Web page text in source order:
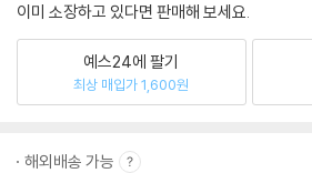
이미 소장하고 있다면 판매해 보세요.
예스24에 팔기
최상 매입가 1,600원
해외배송 가능